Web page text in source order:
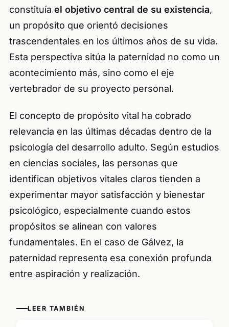
constituía el objetivo central de su existencia,
un propósito que orientó decisiones
trascendentales en los últimos años de su vida.
Esta perspectiva sitúa la paternidad no como un
acontecimiento más, sino como el eje
vertebrador de su proyecto personal.
El concepto de propósito vital ha cobrado
relevancia en las últimas décadas dentro de la
psicología del desarrollo adulto. Según estudios
en ciencias sociales, las personas que
identifican objetivos vitales claros tienden a
experimentar mayor satisfacción y bienestar
psicológico, especialmente cuando estos
propósitos se alinean con valores
fundamentales. En el caso de Gálvez, la
paternidad representa esa conexión profunda
entre aspiración y realización.
LEER TAMBIÉN